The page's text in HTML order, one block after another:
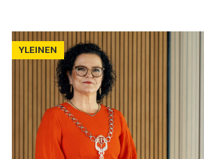
YLEINEN